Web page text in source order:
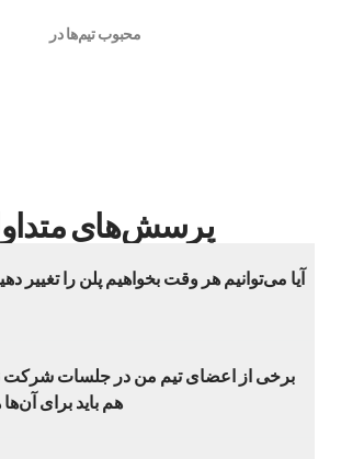
محبوب تیم‌ها در
پرسش‌های
آیا می‌توانیم هر وقت بخواهیم پلن را تغییر
برخی از اعضای تیم من در جلسات شرکت
هم باید برای